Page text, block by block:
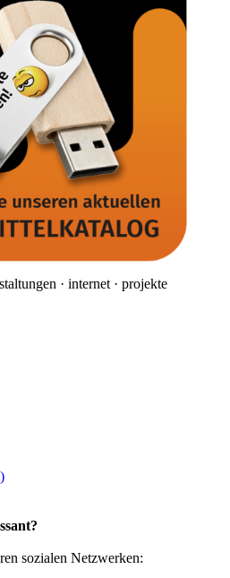
· internet · projekte
sozialen Netzwerken: